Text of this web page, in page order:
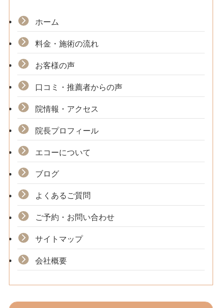
ホーム
料金・施術の流れ
お客様の声
口コミ・推薦者からの声
院情報・アクセス
院長プロフィール
エコーについて
ブログ
よくあるご質問
ご予約・お問い合わせ
サイトマップ
会社概要